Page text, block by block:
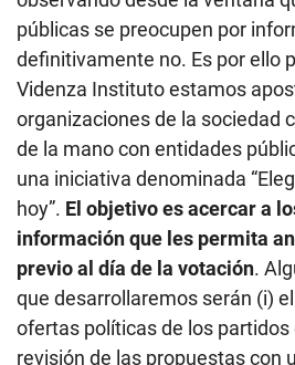
públicas se preocupen por
definitivamente no. Es por ello
Videnza Instituto estamos
organizaciones de la sociedad
de la mano con entidades
una iniciativa denominada
hoy”. El objetivo es acercar a
información que les permita
previo al día de la votación.
que desarrollaremos serán (i)
ofertas políticas de los partidos
revisión de las propuestas con